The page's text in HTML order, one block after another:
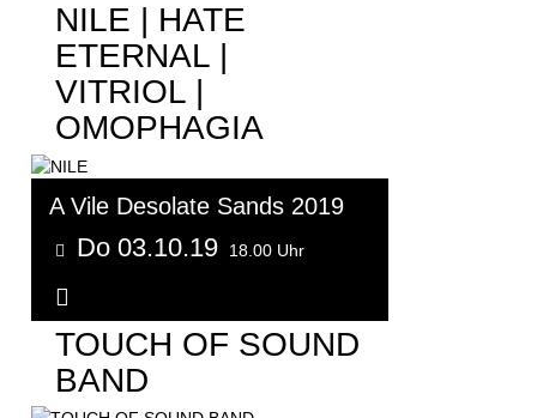
NILE | HATE
ETERNAL |
VITRIOL |
OMOPHAGIA
A Vile Desolate Sands 2019
Do 03.10.19 18.00 Uhr
TOUCH OF SOUND
BAND